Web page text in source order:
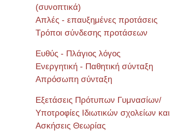
(συνοπτικά)
Απλές - επαυξημένες προτάσεις
Τρόποι σύνδεσης προτάσεων
Ευθύς - Πλάγιος λόγος
Ενεργητική - Παθητική σύνταξη
Απρόσωπη σύνταξη
Εξετάσεις Πρότυπων Γυμνασίων/
Υποτροφίες Ιδιωτικών σχολείων και
Ασκήσεις Θεωρίας